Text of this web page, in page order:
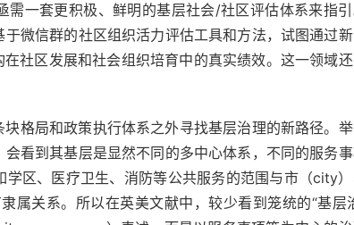
需一套更积极、鲜明的基层社会/社区评估体系来指
微信群的社区组织活力评估工具和方法，试图通过
社区发展和社会组织培育中的真实绩效。这一领域
格局和政策执行体系之外寻找基层治理的新路径。
看到其基层是显然不同的多中心体系，不同的服务
区、医疗卫生、消防等公共服务的范围与市（city
属关系。所以在英美文献中，较少看到笼统的“基层